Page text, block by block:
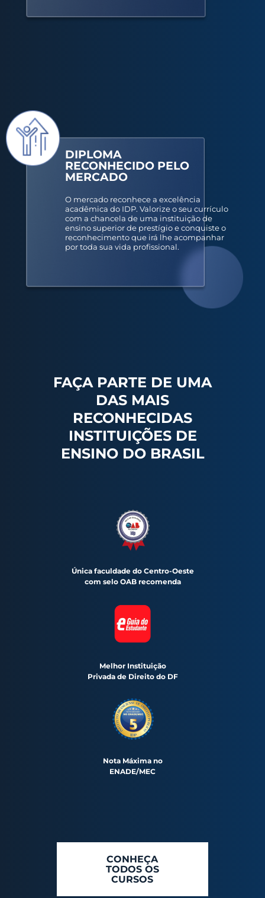
DIPLOMA
RECONHECIDO PELO
MERCADO
O mercado reconhece a excelência
acadêmica do IDP. Valorize o seu currículo
com a chancela de uma instituição de
ensino superior de prestígio e conquiste o
reconhecimento que irá lhe acompanhar
por toda sua vida profissional.
FAÇA PARTE DE UMA
DAS MAIS
RECONHECIDAS
INSTITUIÇÕES DE
ENSINO DO BRASIL
Única faculdade do Centro-Oeste
com selo OAB recomenda
Melhor Instituição
Privada de Direito do DF
Nota Máxima no
ENADE/MEC
CONHEÇA
TODOS OS
CURSOS